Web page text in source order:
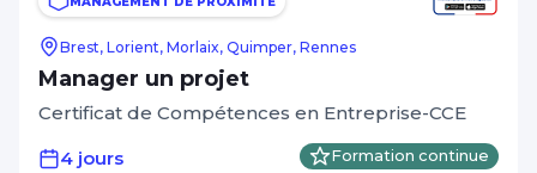
Management Leadership
Marketing et communication digitale
Réseaux électriques et télécom
Autres critères
CPF
Brest, Lorient, Morlaix, Quimper, Rennes
Manager un projet
Certificat de Compétences en Entreprise-CCE
4 jours
Formation continue